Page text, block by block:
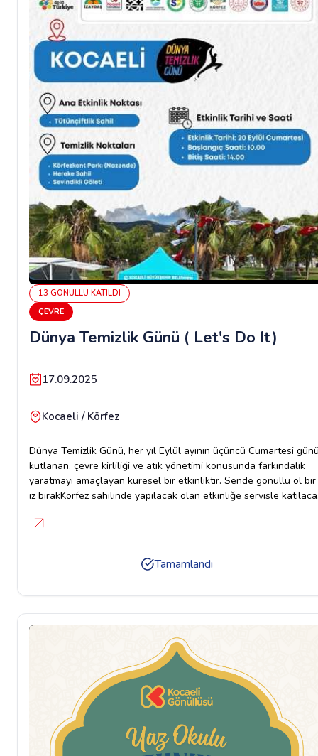
13 GÖNÜLLÜ KATILDI
ÇEVRE
Dünya Temizlik Günü ( Let's Do It)
17.09.2025
Kocaeli / Körfez
Dünya Temizlik Günü, her yıl Eylül ayının üçüncü Cumartesi
kutlanan, çevre kirliliği ve atık yönetimi konusunda farkındalık
yaratmayı amaçlayan küresel bir etkinliktir. Sende gönüllü ol bir
iz bırakKörfez sahilinde yapılacak olan etkinliğe servisle
İzmit N-City otoparkı-https://kocaeli.link/ANTK
Tamamlandı